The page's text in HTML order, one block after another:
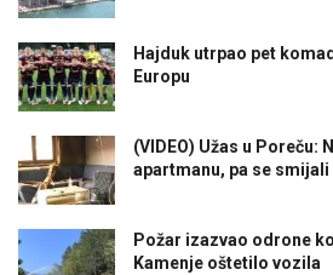
Hajduk utrpao pet
Europu
(VIDEO) Užas u Poreču:
apartmanu, pa se
Požar izazvao odrone
Kamenje oštetilo vozila